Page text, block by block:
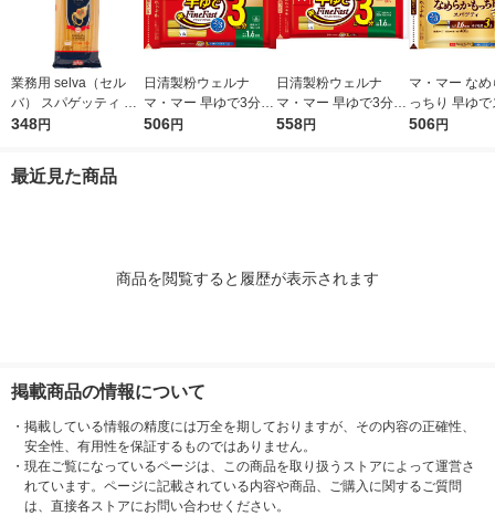
業務用 selva（セル
バ） スパゲッティ 1.7
mm 1袋（1kg） ゆで
348円
日清製粉ウェルナ
マ・マー 早ゆで3分ス
パゲティ2/3サイズ1.6
506円
日清製粉ウェルナ
マ・マー 早ゆで3分ス
パゲティ 1.6mm チャ
558円
マ・マー な
っちり 早ゆ
ティ 2/3サイ
506円
最近見た商品
商品を閲覧すると履歴が表示されます
掲載商品の情報について
・ 掲載している情報の精度には万全を期しておりますが、その内容の正確性、
安全性、有用性を保証するものではありません。
・ 現在ご覧になっているページは、この商品を取り扱うストアによって運営さ
れています。ページに記載されている内容や商品、ご購入に関するご質問
は、直接各ストアにお問い合わせください。